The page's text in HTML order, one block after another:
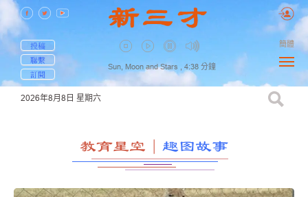
投稿
聯繫
訂閱
Sun, Moon and Stars , 4:38 分鐘
簡體
2026年8月8日 星期六
教育星空 ｜ 趣图故事